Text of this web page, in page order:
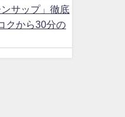
サップ」徹底
クから30分の